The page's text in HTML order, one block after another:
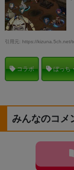
引用元: https://
コラボ ぼっち
みんなのコメ